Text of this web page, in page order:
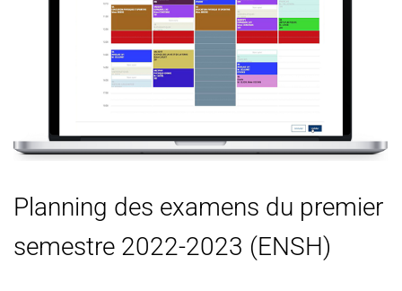
Planning des examens du premier
semestre 2022-2023 (ENSH)